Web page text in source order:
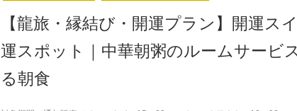
【龍旅・縁結び・開運プラン】開運ス
運スポット｜中華朝粥のルームサービ
る朝食